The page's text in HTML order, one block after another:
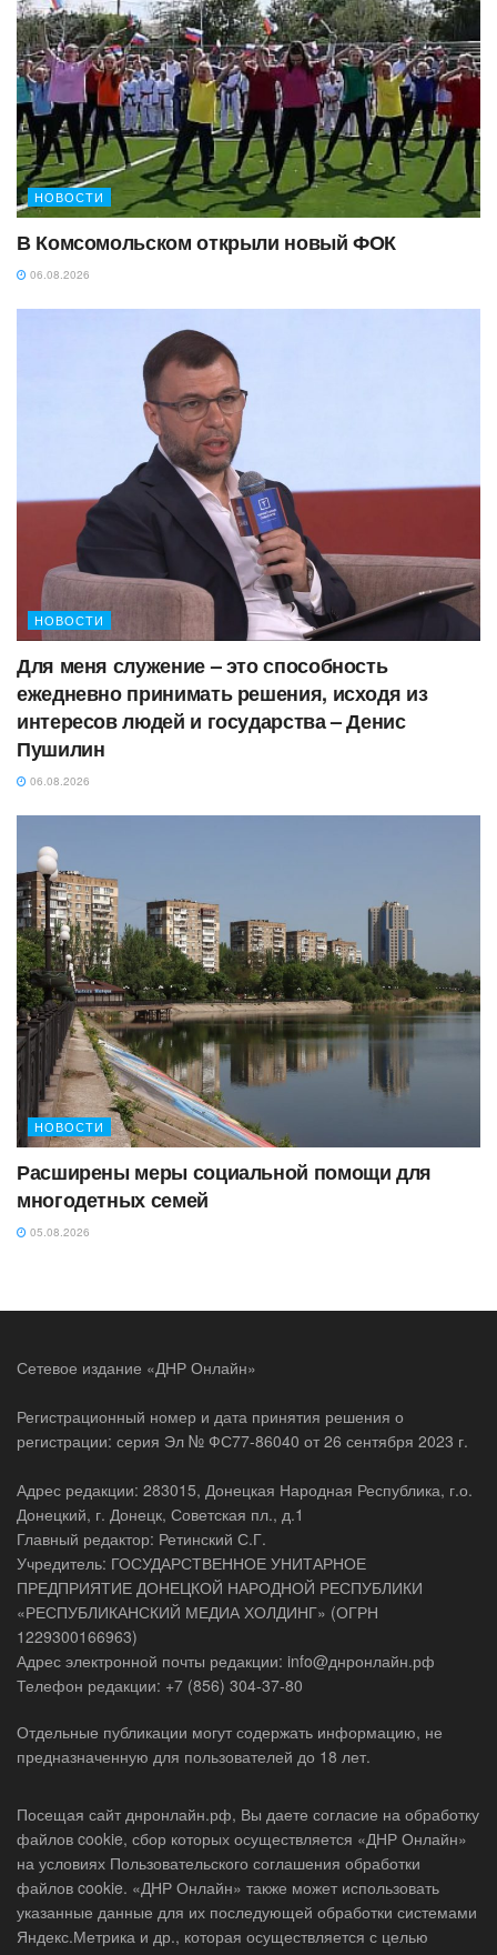
НОВОСТИ
В Комсомольском открыли новый ФОК
06.08.2026
НОВОСТИ
Для меня служение – это способность
ежедневно принимать решения, исходя из
интересов людей и государства – Денис
Пушилин
06.08.2026
НОВОСТИ
Расширены меры социальной помощи для
многодетных семей
05.08.2026
Сетевое издание «ДНР Онлайн»
Регистрационный номер и дата принятия решения о
регистрации: серия Эл № ФС77-86040 от 26 сентября 2023 г.
Адрес редакции: 283015, Донецкая Народная Республика, г.о.
Донецкий, г. Донецк, Советская пл., д.1
Главный редактор: Ретинский С.Г.
Учредитель: ГОСУДАРСТВЕННОЕ УНИТАРНОЕ
ПРЕДПРИЯТИЕ ДОНЕЦКОЙ НАРОДНОЙ РЕСПУБЛИКИ
«РЕСПУБЛИКАНСКИЙ МЕДИА ХОЛДИНГ» (ОГРН
1229300166963)
Адрес электронной почты редакции: info@днронлайн.рф
Телефон редакции: +7 (856) 304-37-80
Отдельные публикации могут содержать информацию, не
предназначенную для пользователей до 18 лет.
Посещая сайт днронлайн.рф, Вы даете согласие на обработку
файлов cookie, сбор которых осуществляется «ДНР Онлайн»
на условиях Пользовательского соглашения обработки
файлов cookie. «ДНР Онлайн» также может использовать
указанные данные для их последующей обработки системами
Яндекс.Метрика и др., которая осуществляется с целью